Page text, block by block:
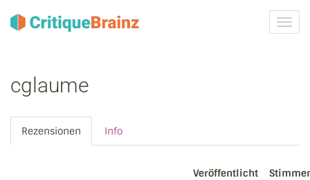
ein-/
cglaume
Rezensionen Info
Veröffentlicht